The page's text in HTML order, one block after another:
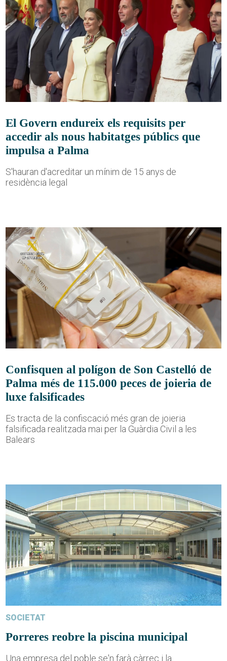
El Govern endureix els requisits per
accedir als nous habitatges públics que
impulsa a Palma
S'hauran d'acreditar un mínim de 15 anys de
residència legal
Confisquen al polígon de Son Castelló de
Palma més de 115.000 peces de joieria de
luxe falsificades
Es tracta de la confiscació més gran de joieria
falsificada realitzada mai per la Guàrdia Civil a les
Balears
SOCIETAT
Porreres reobre la piscina municipal
Una empresa del poble se'n farà càrrec i la